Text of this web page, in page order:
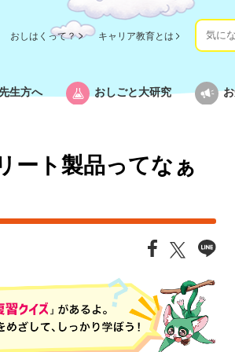
おしはくって？ キャリア教育とは
生方へ おしごと大研究
ート製品ってなぁ